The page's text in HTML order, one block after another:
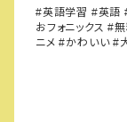
#英語学習 #英語
おフォニックス #
ニメ #かわいい#